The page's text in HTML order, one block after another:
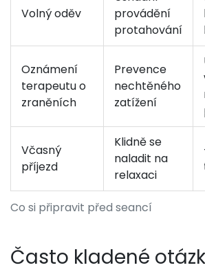
Co si připravit před seancí
Volný oděv
provádění
protahování
Oznámení
terapeutu o
zraněních
Prevence
nechtěného
zatížení
Včasný
příjezd
Klidně se
naladit na
relaxaci
Často kladené